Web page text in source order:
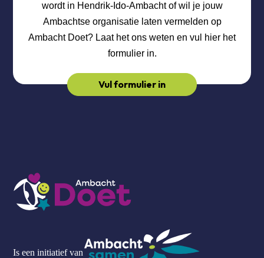
wordt in Hendrik-Ido-Ambacht of wil je jouw
Ambachtse organisatie laten vermelden op
Ambacht Doet? Laat het ons weten en vul hier het
formulier in.
Vul formulier in
Is een initiatief van